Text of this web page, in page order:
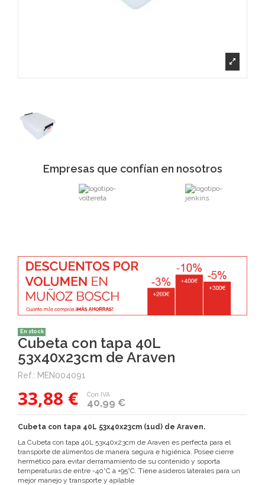
Empresas que confían en nosotros
En stock
Cubeta con tapa 40L
53x40x23cm de Araven
Ref.: MEN004091
33,88 € 40,99 €
Con IVA
Cubeta con tapa 40L 53x40x23cm (1ud) de Araven.
La Cubeta con tapa 40L 53x40x23cm de Araven es perfecta para el
transporte de alimentos de manera segura e higiénica. Posee cierre
hermético para evitar derramamiento de su contenido y soporta
temperaturas de entre -40°C a +95°C. Tiene asideros laterales para un
mejor manejo y transporte y apilable